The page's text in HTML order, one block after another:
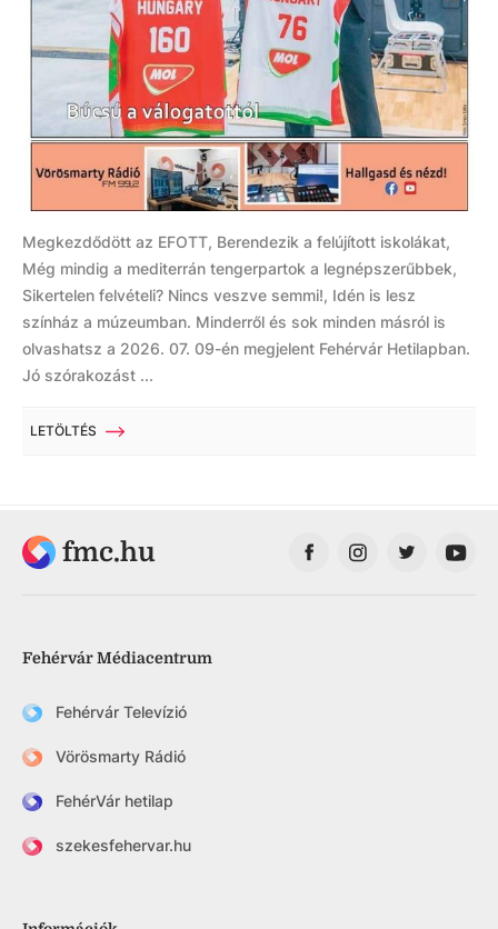
Megkezdődött az EFOTT, Berendezik a felújított iskolákat,
Még mindig a mediterrán tengerpartok a legnépszerűbbek,
Sikertelen felvételi? Nincs veszve semmi!, Idén is lesz
színház a múzeumban. Minderről és sok minden másról is
olvashatsz a 2026. 07. 09-én megjelent Fehérvár Hetilapban.
Jó szórakozást ...
LETÖLTÉS
fmc.hu
Fehérvár Médiacentrum
Fehérvár Televízió
Vörösmarty Rádió
FehérVár hetilap
szekesfehervar.hu